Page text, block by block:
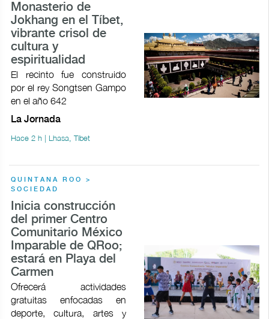
Monasterio de
Jokhang en el Tíbet,
vibrante crisol de
cultura y
espiritualidad
El recinto fue construido
por el rey Songtsen Gampo
en el año 642
La Jornada
Hace 2 h | Lhasa, Tíbet
QUINTANA ROO >
SOCIEDAD
Inicia construcción
del primer Centro
Comunitario México
Imparable de QRoo;
estará en Playa del
Carmen
Ofrecerá actividades
gratuitas enfocadas en
deporte, cultura, artes y